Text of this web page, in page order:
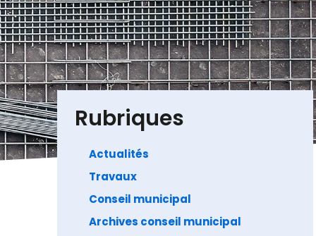
Rubriques
Actualités
Travaux
Conseil municipal
Archives conseil municipal